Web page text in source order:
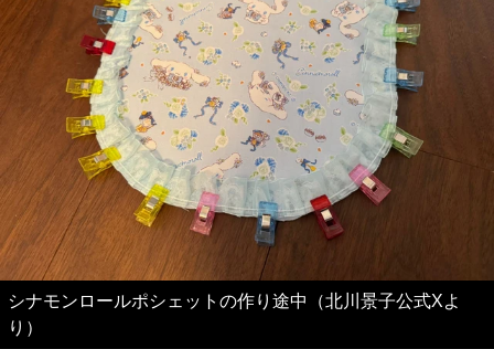
シナモンロールポシェットの作り途中（北川景子公式Xよ
り）